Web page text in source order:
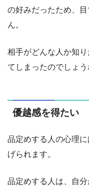
の好みだったため、
ん。
相手がどんな人か知
てしまったのでしょう
優越感を得たい
品定めする人の心理
げられます。
品定めする人は、自